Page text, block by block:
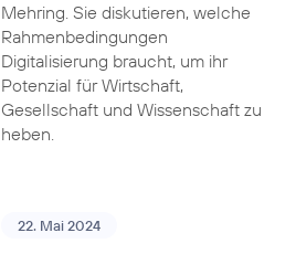
Mehring. Sie diskutieren, welche
Rahmenbedingungen
Digitalisierung braucht, um ihr
Potenzial für Wirtschaft,
Gesellschaft und Wissenschaft zu
heben.
22. Mai 2024